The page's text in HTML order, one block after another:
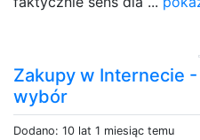
Zakupy w Internecie
wybór
Dodano: 10 lat 1 miesiąc temu